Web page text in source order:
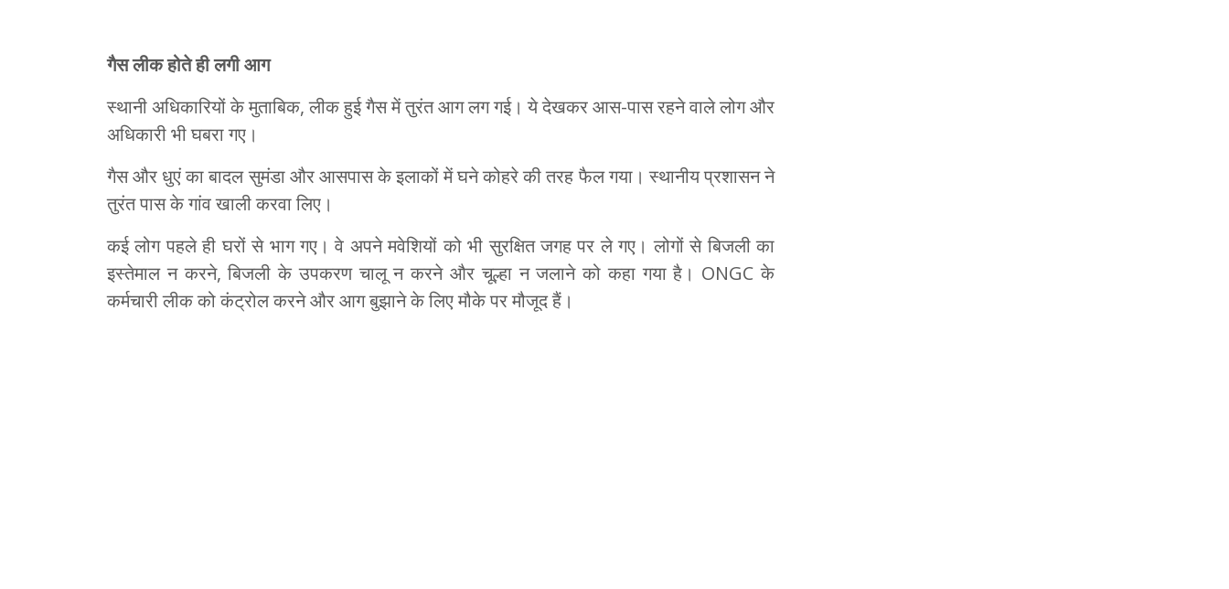
गैस लीक होते ही लगी आग
स्थानी अधिकारियों के मुताबिक, लीक हुई गैस में तुरंत आग लग गई। ये देखकर आस-पास रहने वाले लोग और
अधिकारी भी घबरा गए।
गैस और धुएं का बादल सुमंडा और आसपास के इलाकों में घने कोहरे की तरह फैल गया। स्थानीय प्रशासन ने
तुरंत पास के गांव खाली करवा लिए।
कई लोग पहले ही घरों से भाग गए। वे अपने मवेशियों को भी सुरक्षित जगह पर ले गए। लोगों से बिजली का
इस्तेमाल न करने, बिजली के उपकरण चालू न करने और चूल्हा न जलाने को कहा गया है। ONGC के
कर्मचारी लीक को कंट्रोल करने और आग बुझाने के लिए मौके पर मौजूद हैं।